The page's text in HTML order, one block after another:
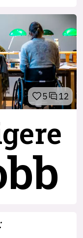
5 12